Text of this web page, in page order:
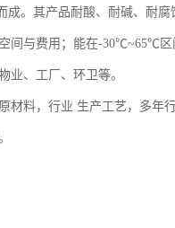
。其产品耐酸、耐碱、耐
间与费用；能在-30℃~65℃区
业、工厂、环卫等。
料，行业 生产工艺，多年